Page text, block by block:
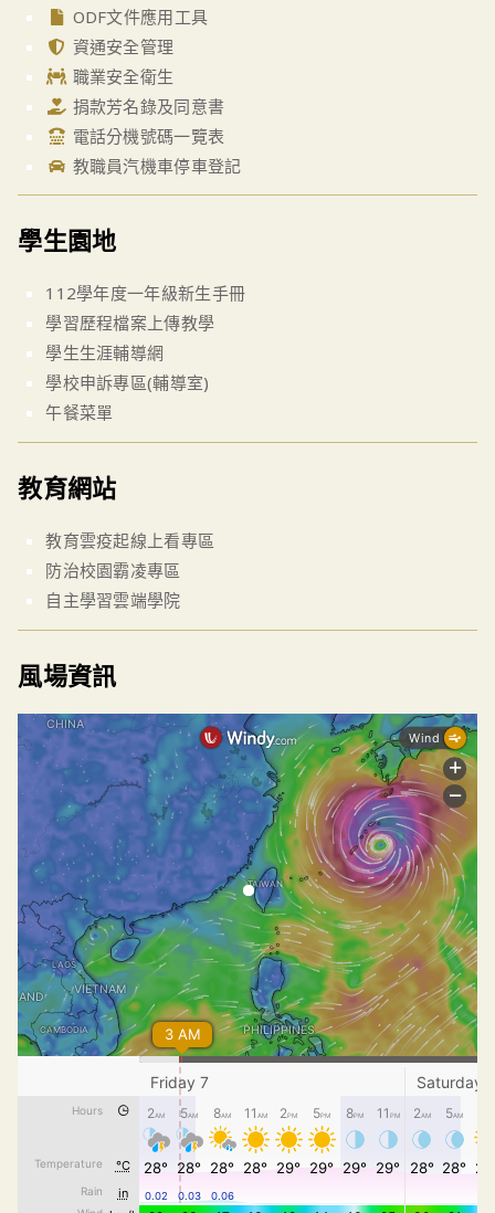
ODF文件應用工具
資通安全管理
職業安全衛生
捐款芳名錄及同意書
電話分機號碼一覽表
教職員汽機車停車登記
學生園地
112學年度一年級新生手冊
學習歷程檔案上傳教學
學生生涯輔導網
學校申訴專區(輔導室)
午餐菜單
教育網站
教育雲疫起線上看專區
防治校園霸凌專區
自主學習雲端學院
風場資訊